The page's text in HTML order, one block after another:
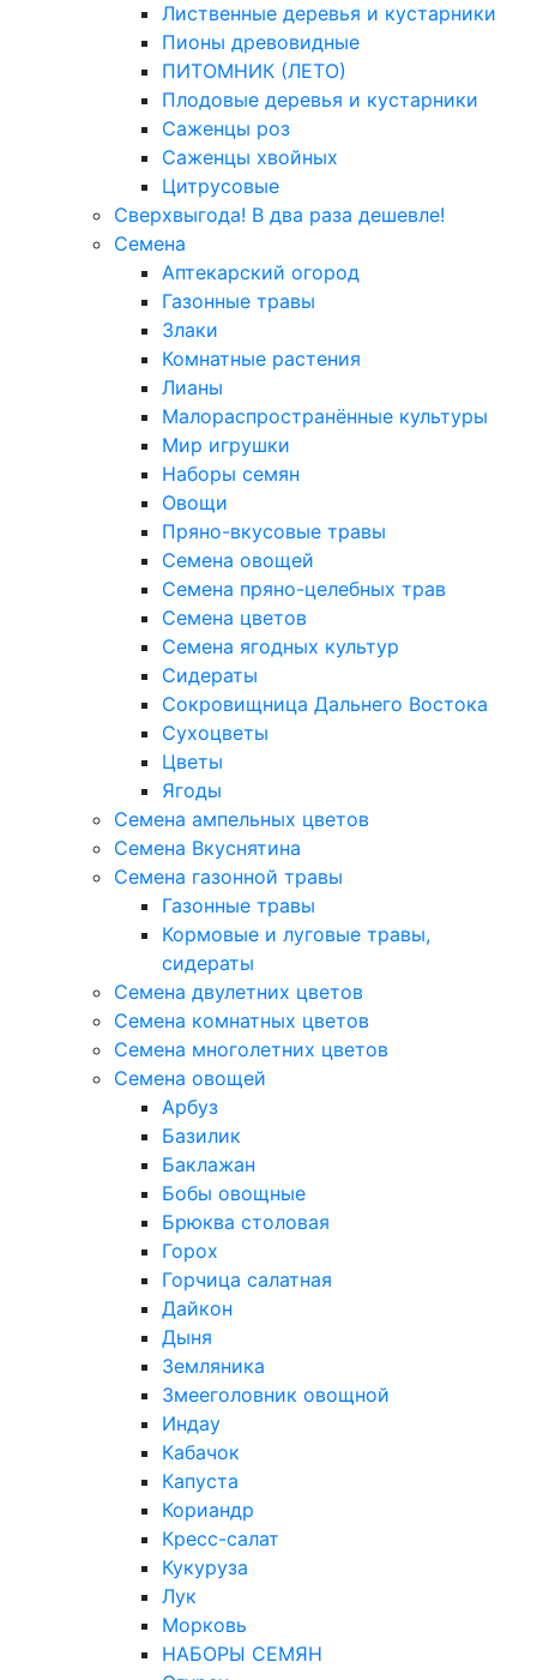
Лиственные деревья и кустарники
Пионы древовидные
ПИТОМНИК (ЛЕТО)
Плодовые деревья и кустарники
Саженцы роз
Саженцы хвойных
Цитрусовые
Сверхвыгода! В два раза дешевле!
Семена
Аптекарский огород
Газонные травы
Злаки
Комнатные растения
Лианы
Малораспространённые культуры
Мир игрушки
Наборы семян
Овощи
Пряно-вкусовые травы
Семена овощей
Семена пряно-целебных трав
Семена цветов
Семена ягодных культур
Сидераты
Сокровищница Дальнего Востока
Сухоцветы
Цветы
Ягоды
Семена ампельных цветов
Семена Вкуснятина
Семена газонной травы
Газонные травы
Кормовые и луговые травы,
сидераты
Семена двулетних цветов
Семена комнатных цветов
Семена многолетних цветов
Семена овощей
Арбуз
Базилик
Баклажан
Бобы овощные
Брюква столовая
Горох
Горчица салатная
Дайкон
Дыня
Земляника
Змееголовник овощной
Индау
Кабачок
Капуста
Кориандр
Кресс-салат
Кукуруза
Лук
Морковь
НАБОРЫ СЕМЯН